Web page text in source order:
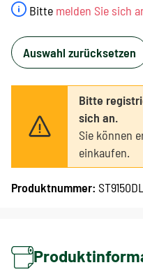
Bitte melden Sie sich
Auswahl zurücksetzen
Bitte
sich an.
Sie können
einkaufen.
Produktnummer: